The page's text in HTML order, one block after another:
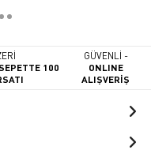
100
GÜVENLİ -
ONLINE
ALIŞVERİŞ